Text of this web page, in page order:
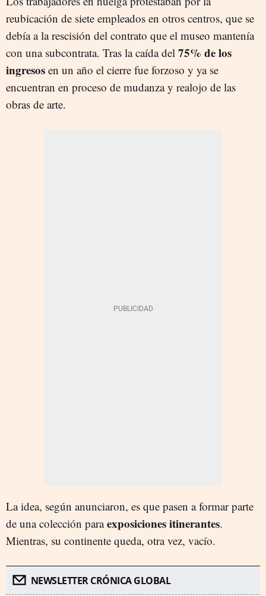
reubicación de siete empleados en otros centros, que se
debía a la rescisión del contrato que el museo mantenía
con una subcontrata. Tras la caída del 75% de los
ingresos en un año el cierre fue forzoso y ya se
encuentran en proceso de mudanza y realojo de las
obras de arte.
La idea, según anunciaron, es que pasen a formar parte
de una colección paraexposiciones itinerantes.
Mientras, su continente queda, otra vez, vacío.
NEWSLETTER CRÓNICA GLOBAL